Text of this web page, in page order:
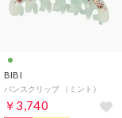
BIBI
バンスクリップ （ミント）
￥3,740